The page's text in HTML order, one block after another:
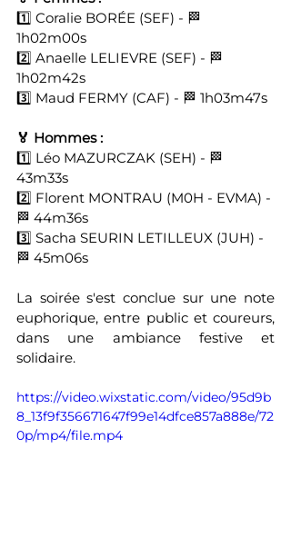
1️⃣ Coralie BORÉE (SEF) - 🏁
1h02m00s
2️⃣ Anaelle LELIEVRE (SEF) - 🏁
1h02m42s
3️⃣ Maud FERMY (CAF) - 🏁 1h03m47s
🏅 Hommes :
1️⃣ Léo MAZURCZAK (SEH) - 🏁
43m33s
2️⃣ Florent MONTRAU (M0H - EVMA) -
🏁 44m36s
3️⃣ Sacha SEURIN LETILLEUX (JUH) -
🏁 45m06s
La soirée s'est conclue sur une note
euphorique, entre public et coureurs,
dans une ambiance festive et
solidaire.
https://video.wixstatic.com/video/95d9b
8_13f9f356671647f99e14dfce857a888e/72
0p/mp4/file.mp4